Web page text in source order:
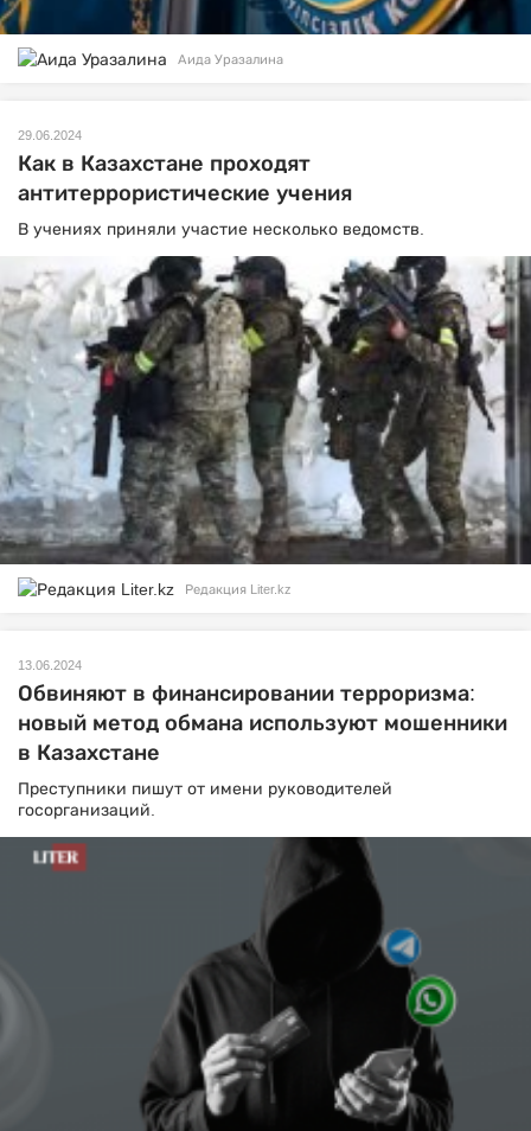
Аида Уразалина
29.06.2024
Как в Казахстане проходят
антитеррористические учения
В учениях приняли участие несколько ведомств.
Редакция Liter.kz
13.06.2024
Обвиняют в финансировании терроризма:
новый метод обмана используют мошенники
в Казахстане
Преступники пишут от имени руководителей
госорганизаций.